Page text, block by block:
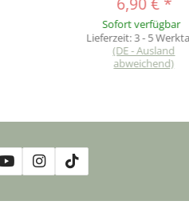
Sofort verfügbar
Lieferzeit: 3 - 5
(DE - Ausland
abweichend)